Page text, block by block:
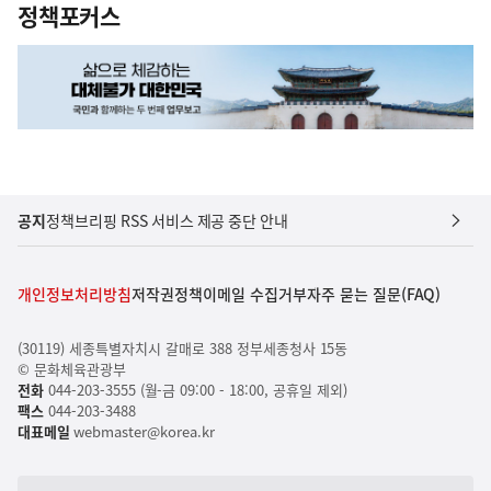
정책포커스
공지정책브리핑 RSS 서비스 제공 중단 안내
개인정보처리방침저작권정책이메일 수집거부자주 묻는 질문(FAQ)
(30119) 세종특별자치시 갈매로 388 정부세종청사 15동
© 문화체육관광부
전화044-203-3555 (월-금 09:00 - 18:00, 공휴일 제외)
팩스044-203-3488
대표메일 webmaster@korea.kr